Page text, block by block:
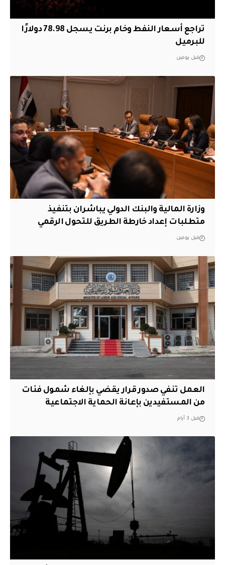
تراجع أسعار النفط وخام برنت يسجل 78.98 دولارًا
للبرميل
قبل يومين
وزارة المالية والبنك الدولي يباشران بتنفيذ
متطلبات إعداد خارطة الطريق للتحول الرقمي
قبل يومين
العمل تنفي صدور قرار يقضي بإلغاء شمول فئات
من المستفيدين بإعانة الحماية الاجتماعية
قبل 3 أيام